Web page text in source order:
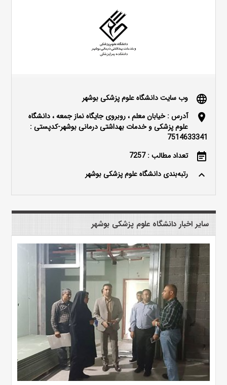
language وب سایت دانشگاه علوم پزشکی بوشهر
location_on
آدرس : خیابان معلم ، روبروی جایگاه نماز جمعه ، دانشگاه
علوم پزشکی و خدمات بهداشتی درمانی بوشهر-کدپستی :
7514633341
event_note تعداد مطالب : 7257
keyboard_arrow_up رتبه‌بندی دانشگاه علوم پزشکی بوشهر
سایر اخبار دانشگاه علوم پزشکی بوشهر